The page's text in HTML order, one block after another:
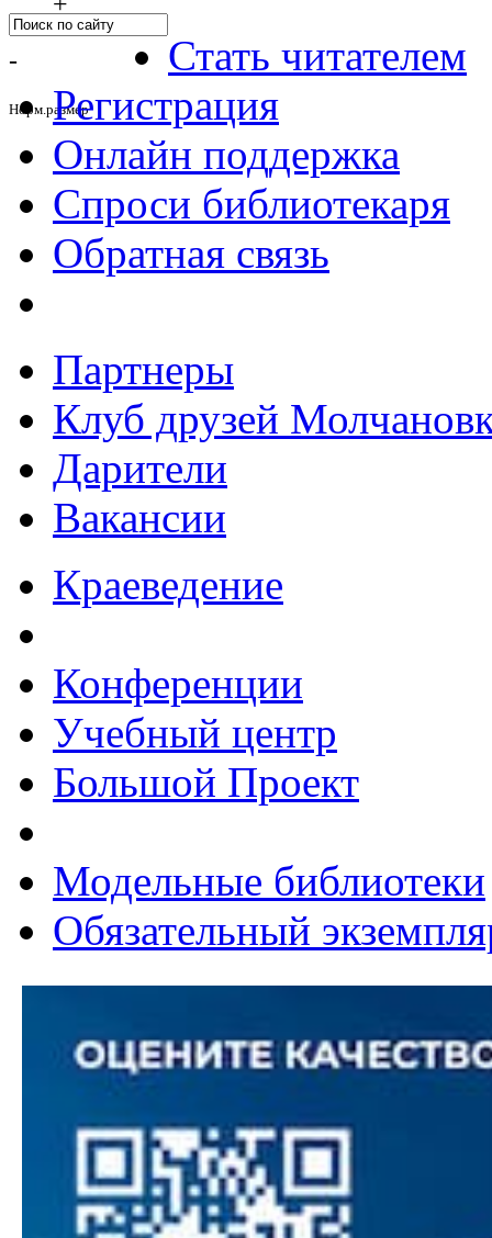
-
Норм.размер
Стать читателем
Регистрация
Онлайн поддержка
Спроси библиотекаря
Обратная связь
Партнеры
Клуб друзей
Дарители
Вакансии
Краеведение
Конференции
Учебный центр
Большой Проект
Модельные библиотеки
Обязательный